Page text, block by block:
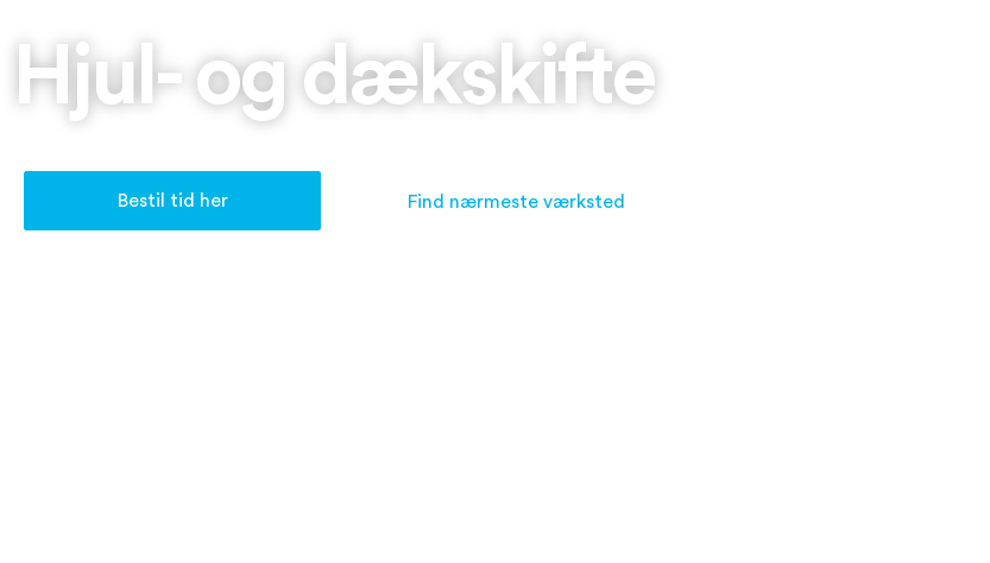
Hjul- og dækskifte
Bestil tid her Find nærmeste værksted